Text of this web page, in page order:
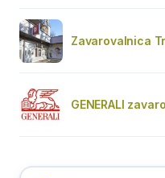
Zavarovalnica
GENERALI